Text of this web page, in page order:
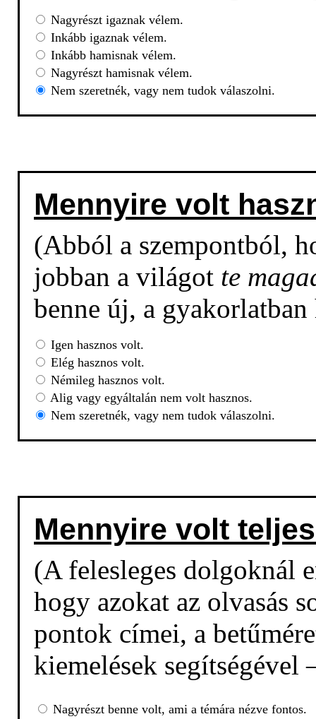
Nagyrészt igaznak vélem.
Inkább igaznak vélem.
Inkább hamisnak vélem.
Nagyrészt hamisnak vélem.
Nem szeretnék, vagy nem tudok válaszolni.
Mennyire volt
(Abból a szempontból,
jobban a világot te
benne új, a
Igen hasznos volt.
Elég hasznos volt.
Némileg hasznos volt.
Alig vagy egyáltalán nem volt hasznos.
Nem szeretnék, vagy nem tudok válaszolni.
Mennyire volt
(A felesleges dolgoknál
hogy azokat az olvasás
pontok címei, a
kiemelések
Nagyrészt benne volt, ami a témára nézve fontos.